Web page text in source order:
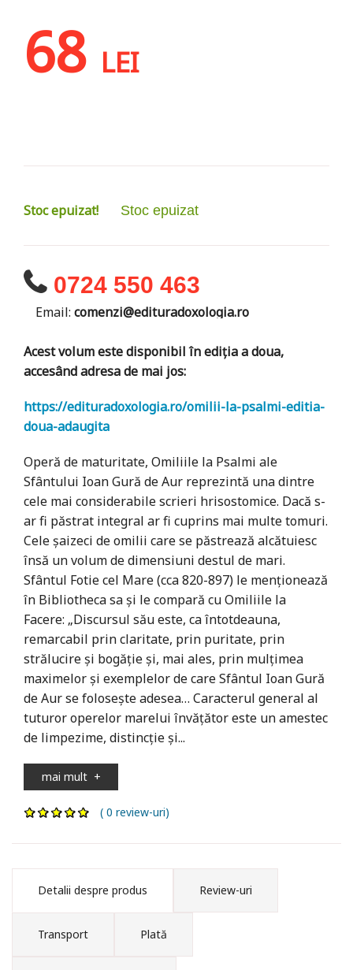
68 LEI
Stoc epuizat! Stoc epuizat
0724 550 463
Email: comenzi@edituradoxologia.ro
Acest volum este disponibil în ediția a doua,
accesând adresa de mai jos:
https://edituradoxologia.ro/omilii-la-psalmi-editia-
doua-adaugita
Operă de maturitate, Omiliile la Psalmi ale
Sfântului Ioan Gură de Aur reprezintă una dintre
cele mai considerabile scrieri hrisostomice. Dacă s-
ar fi păstrat integral ar fi cuprins mai multe tomuri.
Cele șaizeci de omilii care se păstrează alcătuiesc
însă un volum de dimensiuni destul de mari.
Sfântul Fotie cel Mare (cca 820-897) le menționează
în Bibliotheca sa și le compară cu Omiliile la
Facere: „Discursul său este, ca întotdeauna,
remarcabil prin claritate, prin puritate, prin
strălucire și bogăție și, mai ales, prin mulțimea
maximelor și exemplelor de care Sfântul Ioan Gură
de Aur se folosește adesea… Caracterul general al
tuturor operelor marelui învățător este un amestec
de limpezime, distincție și...
mai mult +
( 0 review-uri)
Detalii despre produs Review-uri
Transport Plată